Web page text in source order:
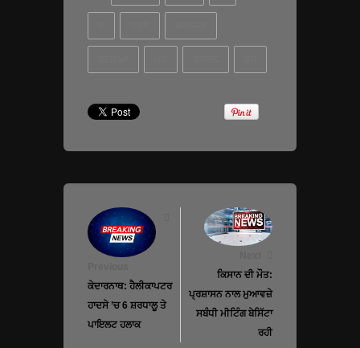
ਕੇਦਾਰਨਾਥ: ਹੈਲੀਕਾਪਟਰ
ਹਾਦਸੇ ’ਚ 6 ਸ਼ਰਧਾਲੂ ਤੇ
ਪਾਇਲਟ ਹਲਾਕ
ਕਿਸਾਨ ਦੀ ਮੌਤ:
ਪ੍ਰਸ਼ਾਸਨ ਨਾਲ ਮੁਆਵਜ਼ੇ
ਸਬੰਧੀ ਮੀਟਿੰਗ ਬੇਸਿੱਟਾ
ਰਹੀ